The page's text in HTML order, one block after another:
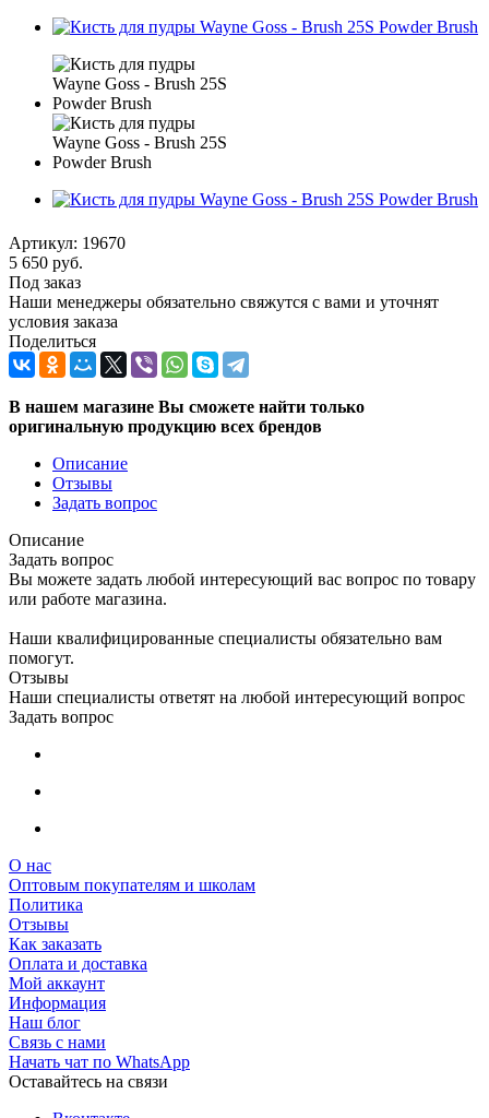
Артикул: 19670
5 650 руб.
Под заказ
Наши менеджеры обязательно свяжутся с вами и уточнят
условия заказа
Поделиться
В нашем магазине Вы сможете найти только
оригинальную продукцию всех брендов
Описание
Отзывы
Задать вопрос
Описание
Задать вопрос
Вы можете задать любой интересующий вас вопрос по товару
или работе магазина.
Наши квалифицированные специалисты обязательно вам
помогут.
Отзывы
Наши специалисты ответят на любой интересующий вопрос
Задать вопрос
О нас
Оптовым покупателям и школам
Политика
Отзывы
Как заказать
Оплата и доставка
Мой аккаунт
Информация
Наш блог
Связь с нами
Начать чат по WhatsApp
Оставайтесь на связи